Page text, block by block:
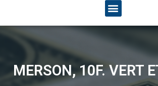
MERSON, 10F. VERT